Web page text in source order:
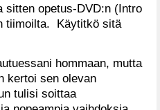
sitten opetus-DVD:n (Intro
tiimoilta. Käytitkö sitä
hommaan, mutta
kertoi sen olevan
tulisi soittaa